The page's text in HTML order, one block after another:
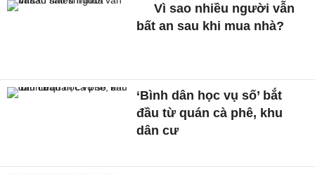
Vì sao nhiều người vẫn
bất an sau khi mua nhà?
‘Bình dân học vụ số’ bắt
đầu từ quán cà phê, khu
dân cư